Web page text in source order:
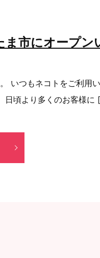
市にオープン
いつもネコトをご利用
日頃より多くのお客様に